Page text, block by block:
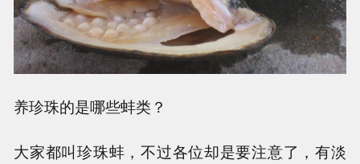
养珍珠的是哪些蚌类？
大家都叫珍珠蚌，不过各位却是要注意了，有淡